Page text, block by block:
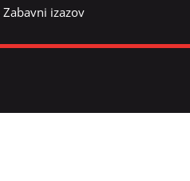
Zabavni izazov